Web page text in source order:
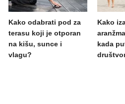
Kako odabrati pod za
terasu koji je otporan
na kišu, sunce i
vlagu?
Kako
kada